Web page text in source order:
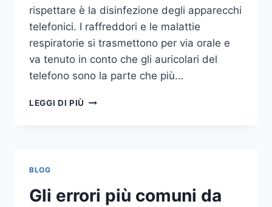
rispettare è la disinfezione degli apparecchi
telefonici. I raffreddori e le malattie
respiratorie si trasmettono per via orale e
va tenuto in conto che gli auricolari del
telefono sono la parte che più…
LEGGI DI PIÙ UN
PULIZIA
DELLE
BLOG
Gli errori più comuni da